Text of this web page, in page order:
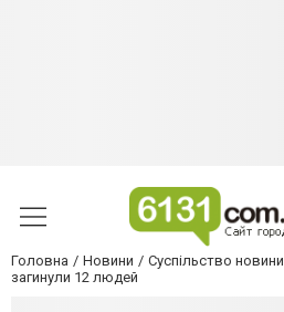
Головна Новини Суспільство новини
загинули 12 людей